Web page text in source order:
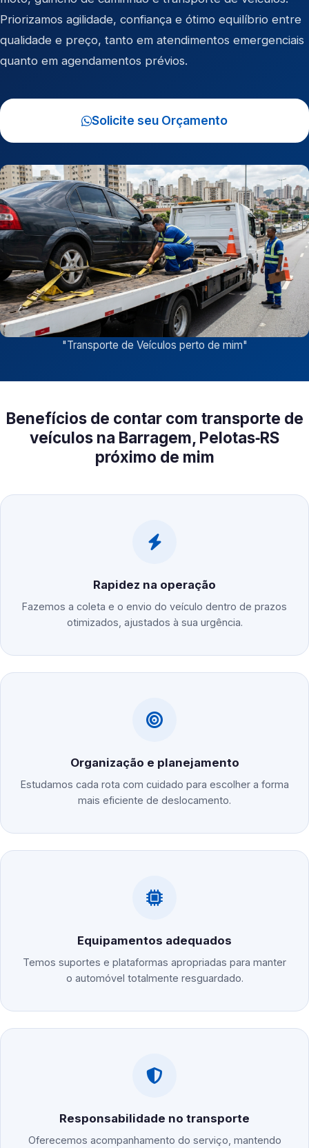
Priorizamos agilidade, confiança e ótimo equilíbrio entre
qualidade e preço, tanto em atendimentos emergenciais
quanto em agendamentos prévios.
Solicite seu Orçamento
"Transporte de Veículos perto de mim"
Benefícios de contar com transporte de
veículos na Barragem, Pelotas‑RS
próximo de mim
Rapidez na operação
Fazemos a coleta e o envio do veículo dentro de prazos
otimizados, ajustados à sua urgência.
Organização e planejamento
Estudamos cada rota com cuidado para escolher a forma
mais eficiente de deslocamento.
Equipamentos adequados
Temos suportes e plataformas apropriadas para manter
o automóvel totalmente resguardado.
Responsabilidade no transporte
Oferecemos acompanhamento do serviço, mantendo